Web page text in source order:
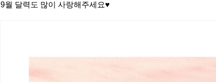
9월 달력도 많이 사랑해주세요♥